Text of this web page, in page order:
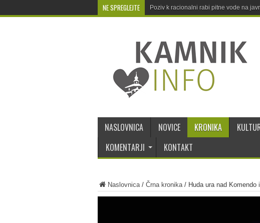
NE SPREGLEJTE Poziv k racionalni rabi pitne vode na
NASLOVNICA NOVICE KRONIKA
KOMENTARJI
KONTAKT
Naslovnica/ Črna kronika/ Huda ura nad Komendo